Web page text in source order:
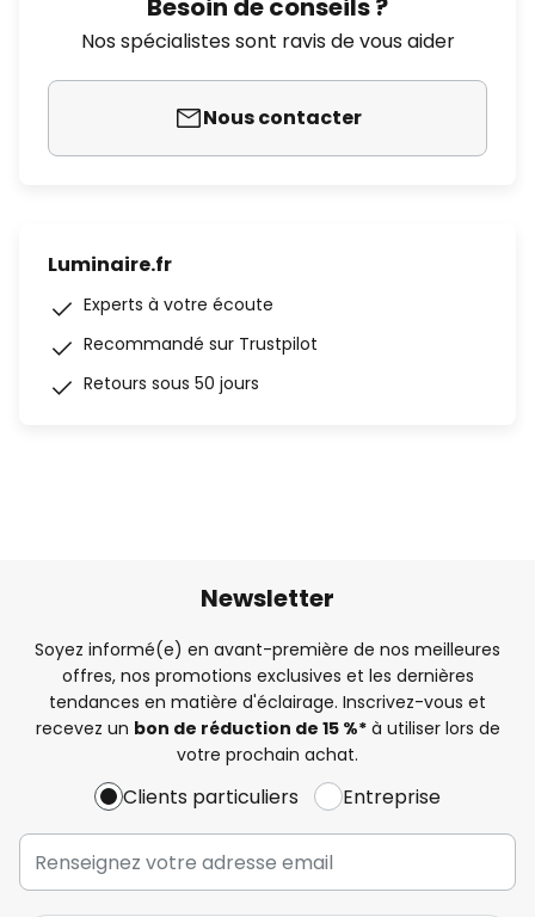
Besoin de conseils ?
Nos spécialistes sont ravis de vous aider
Nous contacter
Luminaire.fr
Experts à votre écoute
Recommandé sur Trustpilot
Retours sous 50 jours
Newsletter
Soyez informé(e) en avant-première de nos meilleures
offres, nos promotions exclusives et les dernières
tendances en matière d'éclairage. Inscrivez-vous et
recevez un bon de réduction de 15 %*à utiliser lors de
votre prochain achat.
Clients particuliers Entreprise